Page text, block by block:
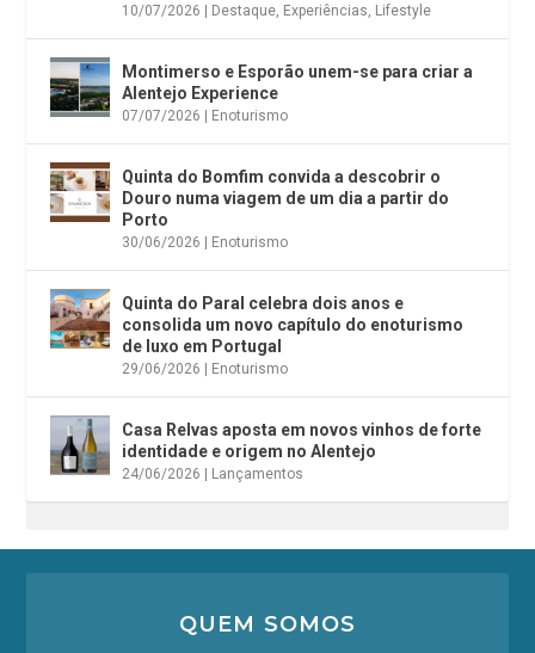
10/07/2026 Destaque, Experiências, Lifestyle
Montimerso e Esporão unem-se para criar a
Alentejo Experience
07/07/2026 Enoturismo
Quinta do Bomfim convida a descobrir o
Douro numa viagem de um dia a partir do
Porto
30/06/2026 Enoturismo
Quinta do Paral celebra dois anos e
consolida um novo capítulo do enoturismo
de luxo em Portugal
29/06/2026 Enoturismo
Casa Relvas aposta em novos vinhos de forte
identidade e origem no Alentejo
24/06/2026 Lançamentos
QUEM SOMOS